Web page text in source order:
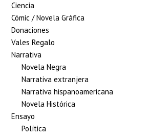
Ciencia
Cómic / Novela Gráfica
Donaciones
Vales Regalo
Narrativa
Novela Negra
Narrativa extranjera
Narrativa hispanoamericana
Novela Histórica
Ensayo
Política